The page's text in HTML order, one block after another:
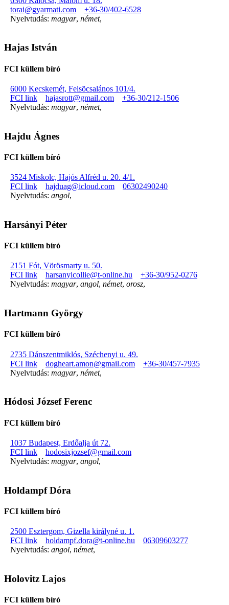
torai@gyarmati.com
+36-30/402-6528
Nyelvtudás: magyar, német,
Hajas István
FCI küllem bíró
6000 Kecskemét, Felsõcsalános 101/4.
FCI link
hajasrott@gmail.com
+36-30/212-1506
Nyelvtudás: magyar, német,
Hajdu Ágnes
FCI küllem bíró
3524 Miskolc, Hajós Alfréd u. 20. 4/1.
FCI link
hajduag@icloud.com
06302490240
Nyelvtudás: angol,
Harsányi Péter
FCI küllem bíró
2151 Fót, Vörösmarty u. 50.
FCI link
harsanyicollie@t-online.hu
+36-30/952-0276
Nyelvtudás: magyar, angol, német, orosz,
Hartmann György
FCI küllem bíró
2735 Dánszentmiklós, Széchenyi u. 49.
FCI link
dogheart.amon@gmail.com
+36-30/457-7935
Nyelvtudás: magyar, német,
Hódosi József Ferenc
FCI küllem bíró
1037 Budapest, Erdőalja út 72.
FCI link
hodosixjozsef@gmail.com
Nyelvtudás: magyar, angol,
Holdampf Dóra
FCI küllem bíró
2500 Esztergom, Gizella királyné u. 1.
FCI link
holdampf.dora@t-online.hu
06309603277
Nyelvtudás: angol, német,
Holovitz Lajos
FCI küllem bíró